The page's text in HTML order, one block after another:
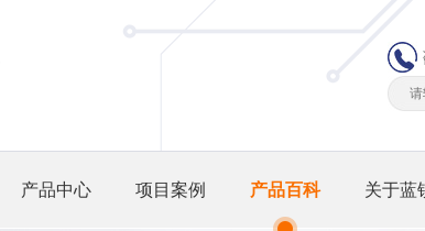
产品中心 项目案例 产品百科 关于蓝